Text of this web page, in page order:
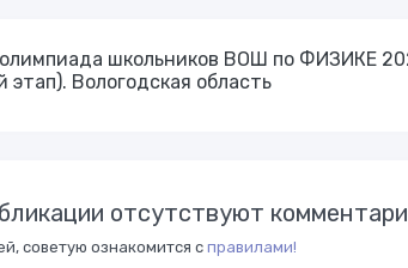
олимпиада школьников ВОШ по ФИЗИКЕ
Вологодская область
отсутствуют
советую ознакомится с правилами!